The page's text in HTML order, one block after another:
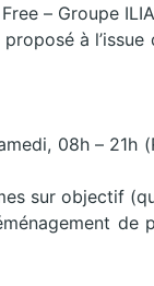
– Groupe
à
08h – 21h
sur objectif